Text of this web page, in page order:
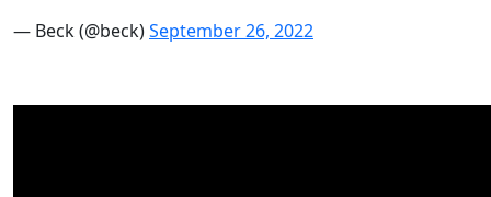
— Beck (@beck)September 26, 2022